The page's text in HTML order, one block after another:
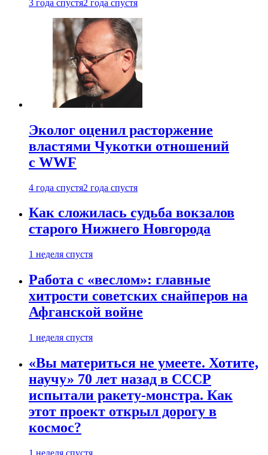
3 года спустя2 года спустя
Эколог оценил расторжение
властями Чукотки отношений
с WWF
4 года спустя2 года спустя
Как сложилась судьба вокзалов
старого Нижнего Новгорода
1 неделя спустя
Работа с «веслом»: главные
хитрости советских снайперов на
Афганской войне
1 неделя спустя
«Вы материться не умеете. Хотите,
научу» 70 лет назад в СССР
испытали ракету-монстра. Как
этот проект открыл дорогу в
космос?
1 неделя спустя